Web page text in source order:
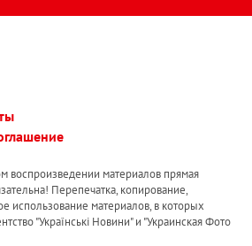
воспроизведении материалов прямая
Перепечатка, копирование,
использование материалов, в которых
"Українськi Новини" и "Украинская Фото